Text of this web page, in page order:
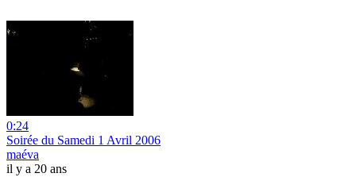
0:24
Soirée du Samedi 1 Avril 2006
maéva
il y a 20 ans